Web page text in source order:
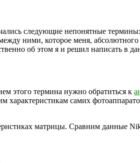
следующие непонятные
ними, которое меня,
об этом я и решил написать в
этого термина нужно обратиться к
характеристикам самих
матрицы. Сравним данные